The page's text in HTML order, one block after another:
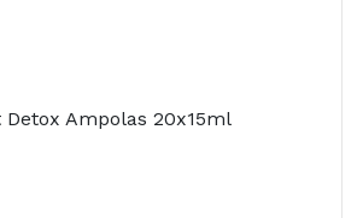
Ampolas 20x15ml